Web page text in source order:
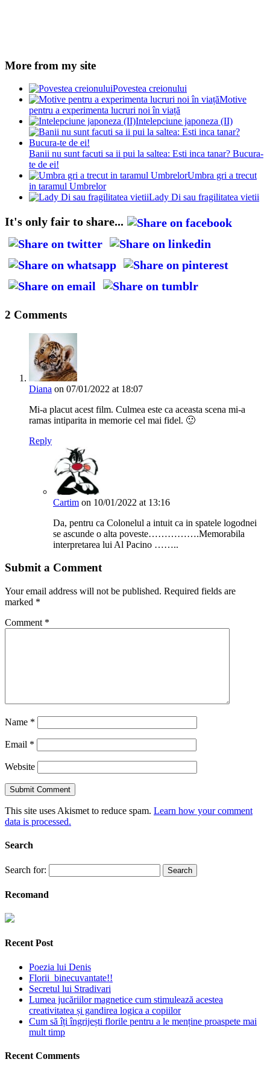
More from my site
Povestea creionului
Motive
pentru a experimenta lucruri noi în viață
Intelepciune japoneza (II)
Banii nu sunt facuti sa ii pui la saltea: Esti inca tanar? Bucura-
te de ei!
Umbra gri a trecut
in taramul Umbrelor
Lady Di sau fragilitatea vietii
It's only fair to share...
2 Comments
Diana on 07/01/2022 at 18:07
Mi-a placut acest film. Culmea este ca aceasta scena mi-a
ramas intiparita in memorie cel mai fidel. 🙂
Reply
Cartim on 10/01/2022 at 13:16
Da, pentru ca Colonelul a intuit ca in spatele logodnei
se ascunde o alta poveste…………….Memorabila
interpretarea lui Al Pacino ……..
Submit a Comment
Your email address will not be published. Required fields are
marked *
Comment *
Name *
Email *
Website
This site uses Akismet to reduce spam. Learn how your comment
data is processed.
Search
Search for:
Recomand
Recent Post
Poezia lui Denis
Florii binecuvantate!!
Secretul lui Stradivari
Lumea jucăriilor magnetice cum stimulează acestea
creativitatea și gandirea logica a copiilor
Cum să îți îngrijești florile pentru a le menține proaspete mai
mult timp
Recent Comments